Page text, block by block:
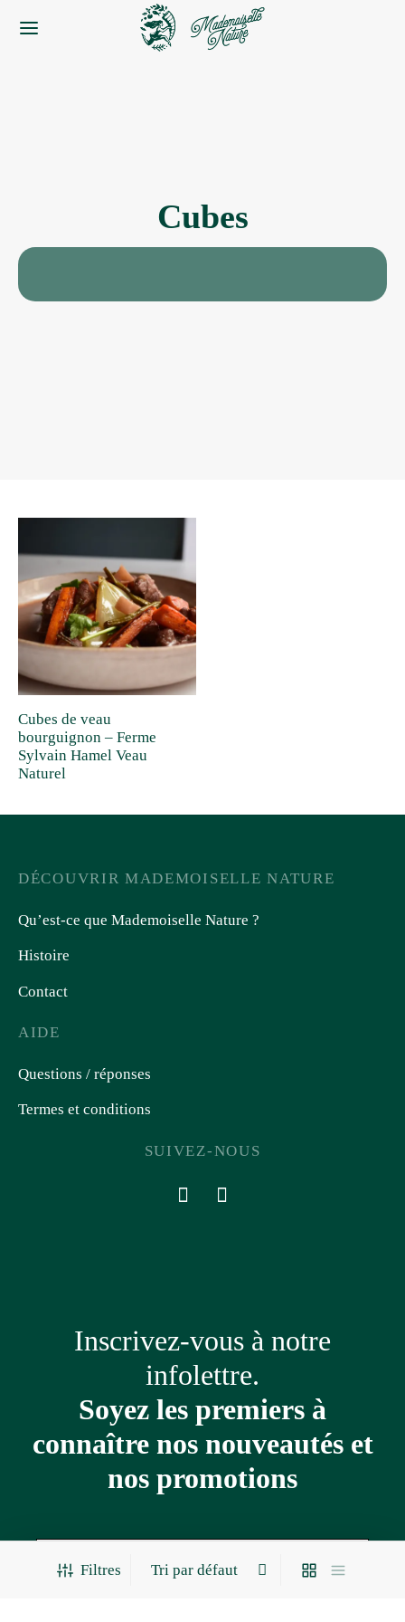
Cubes
Filtres
Cubes de veau
bourguignon – Ferme
Sylvain Hamel Veau
Naturel
DÉCOUVRIR MADEMOISELLE NATURE
Qu’est-ce que Mademoiselle Nature ?
Histoire
Contact
AIDE
Questions / réponses
Termes et conditions
SUIVEZ-NOUS
Inscrivez-vous à notre
infolettre.
Soyez les premiers à
connaître nos nouveautés et
nos promotions
courriel